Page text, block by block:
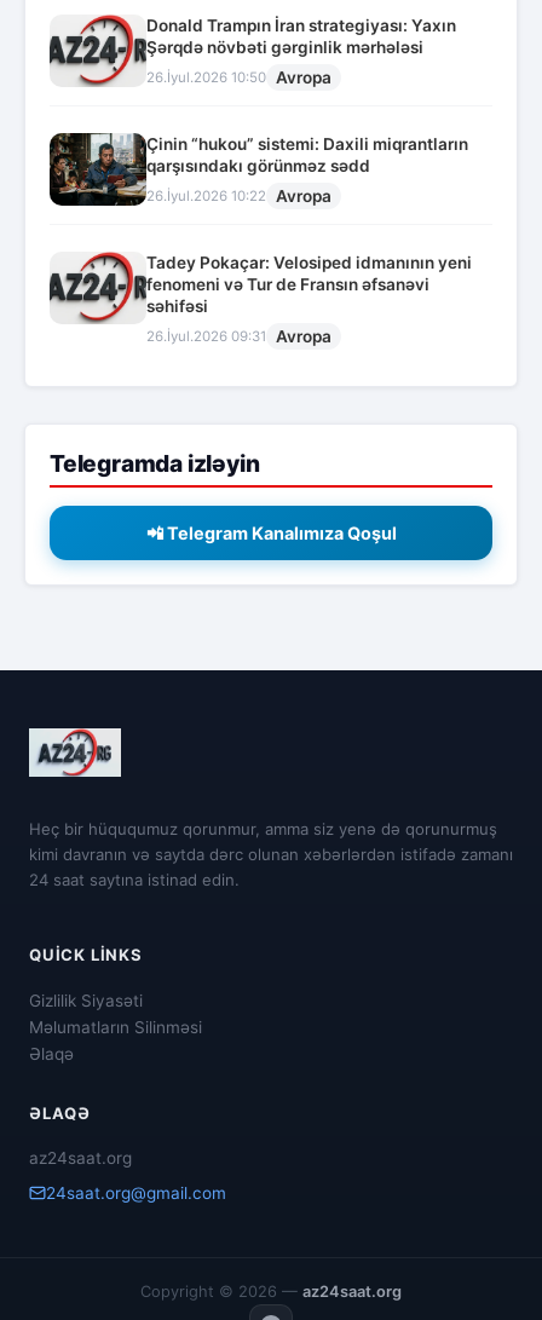
Donald Trampın İran strategiyası: Yaxın
Şərqdə növbəti gərginlik mərhələsi
26.İyul.2026 10:50 Avropa
Çinin “hukou” sistemi: Daxili miqrantların
qarşısındakı görünməz sədd
26.İyul.2026 10:22 Avropa
Tadey Pokaçar: Velosiped idmanının yeni
fenomeni və Tur de Fransın əfsanəvi
səhifəsi
26.İyul.2026 09:31 Avropa
Telegramda izləyin
📲 Telegram Kanalımıza Qoşul
Heç bir hüququmuz qorunmur, amma siz yenə də qorunurmuş
kimi davranın və saytda dərc olunan xəbərlərdən istifadə zamanı
24 saat saytına istinad edin.
QUICK LINKS
Gizlilik Siyasəti
Məlumatların Silinməsi
Əlaqə
ƏLAQƏ
az24saat.org
24saat.org@gmail.com
Copyright © 2026 — az24saat.org